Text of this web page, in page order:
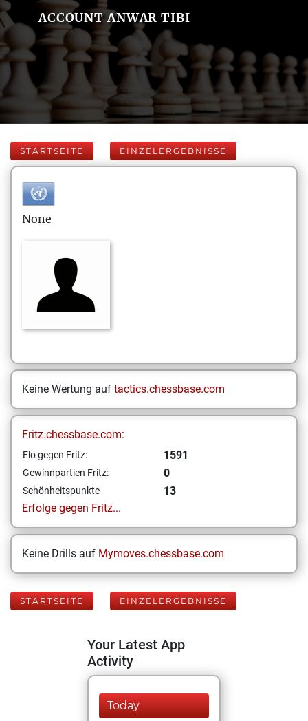
ACCOUNT ANWAR TIBI
STARTSEITE EINZELERGEBNISSE
None
Keine Wertung auf tactics.chessbase.com
Fritz.chessbase.com:
Elo gegen Fritz: 1591
Gewinnpartien Fritz: 0
Schönheitspunkte
13
Erfolge gegen Fritz...
Keine Drills auf Mymoves.chessbase.com
STARTSEITE EINZELERGEBNISSE
Your Latest App
Activity
Today